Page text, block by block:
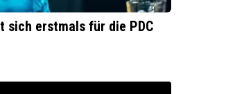
sich erstmals für die PDC